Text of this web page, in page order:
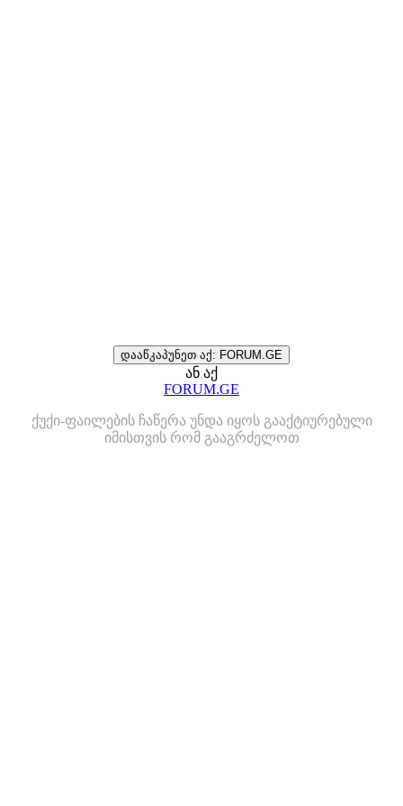
დააწკაპუნეთ აქ: FORUM.GE
ან აქ
FORUM.GE
ქუქი-ფაილების ჩაწერა უნდა იყოს გააქტიურებული
იმისთვის რომ გააგრძელოთ